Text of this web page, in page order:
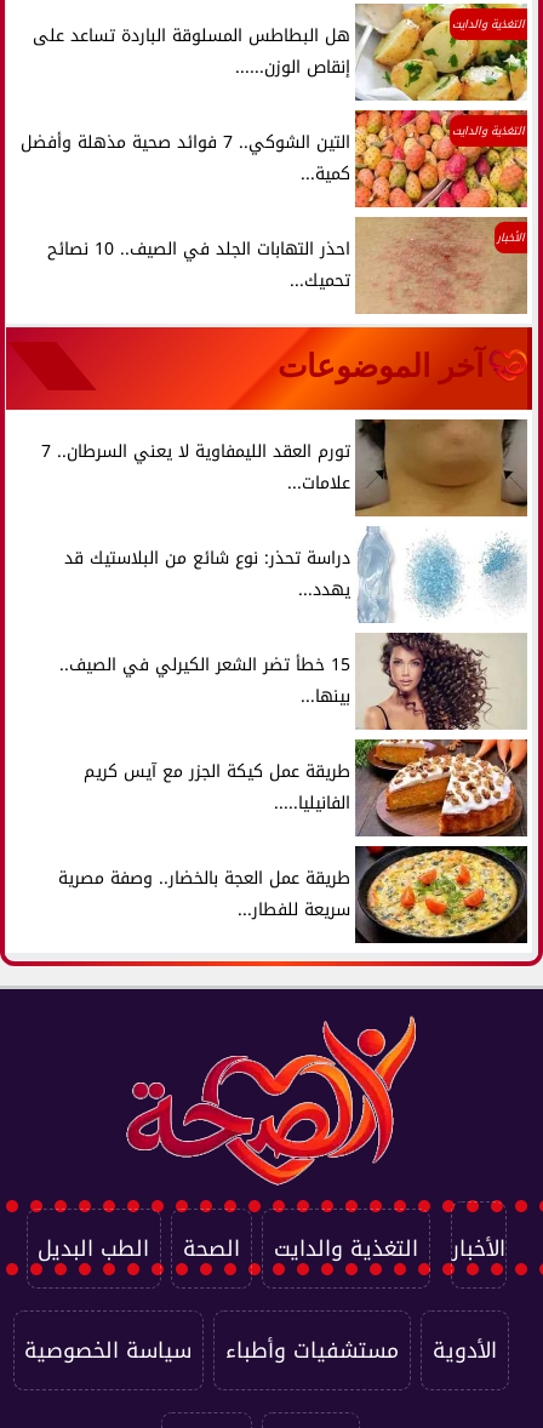
التغذية والدايت
هل البطاطس المسلوقة الباردة تساعد على
إنقاص الوزن......
التغذية والدايت
التين الشوكي.. 7 فوائد صحية مذهلة وأفضل
كمية...
الأخبار
احذر التهابات الجلد في الصيف.. 10 نصائح
تحميك...
آخر الموضوعات
تورم العقد الليمفاوية لا يعني السرطان.. 7
علامات...
دراسة تحذر: نوع شائع من البلاستيك قد
يهدد...
15 خطأ تضر الشعر الكيرلي في الصيف..
بينها...
طريقة عمل كيكة الجزر مع آيس كريم
الفانيليا.....
طريقة عمل العجة بالخضار.. وصفة مصرية
سريعة للفطار...
الأخبار التغذية والدايت الصحة الطب البديل
الأدوية مستشفيات وأطباء سياسة الخصوصية